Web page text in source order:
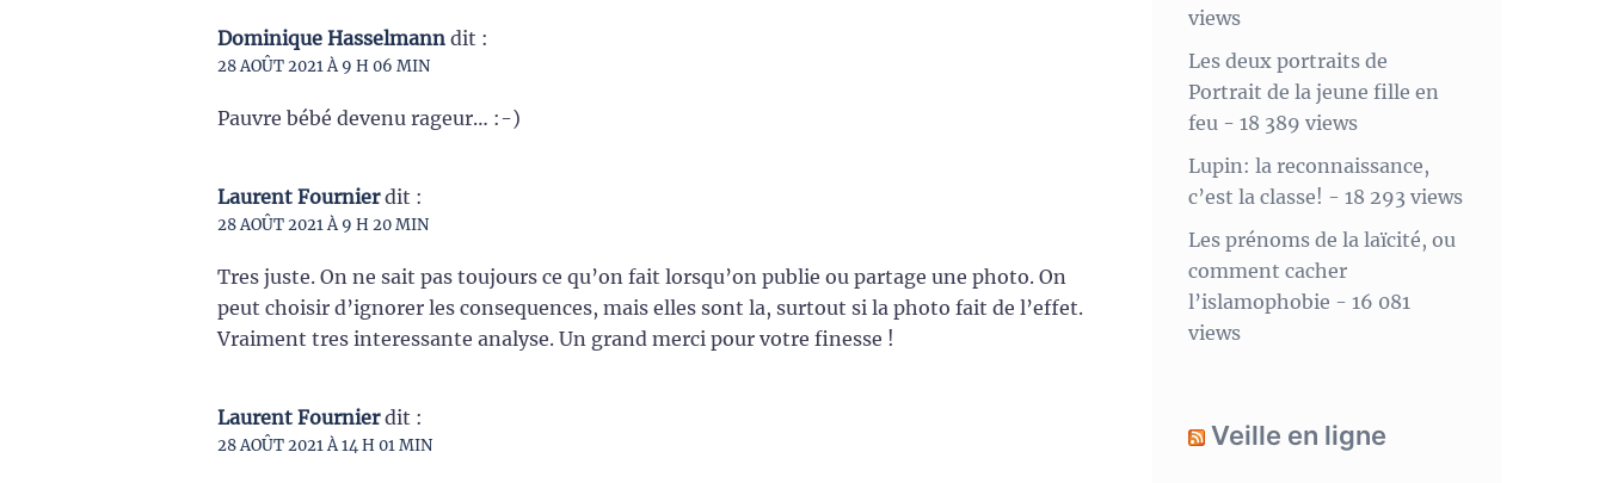
Dominique Hasselmann dit :
28 AOÛT 2021 À 9 H 06 MIN
Pauvre bébé devenu rageur… :-)
Laurent Fournier dit :
28 AOÛT 2021 À 9 H 20 MIN
Tres juste. On ne sait pas toujours ce qu’on fait lorsqu’on publie ou partage une photo. On
peut choisir d’ignorer les consequences, mais elles sont la, surtout si la photo fait de l’effet.
Vraiment tres interessante analyse. Un grand merci pour votre finesse !
Laurent Fournier dit :
28 AOÛT 2021 À 14 H 01 MIN
views
Les deux portraits de
Portrait de la jeune fille en
feu - 18 389 views
Lupin: la reconnaissance,
c’est la classe! - 18 293 views
Les prénoms de la laïcité, ou
comment cacher
l’islamophobie - 16 081
views
Veille en ligne